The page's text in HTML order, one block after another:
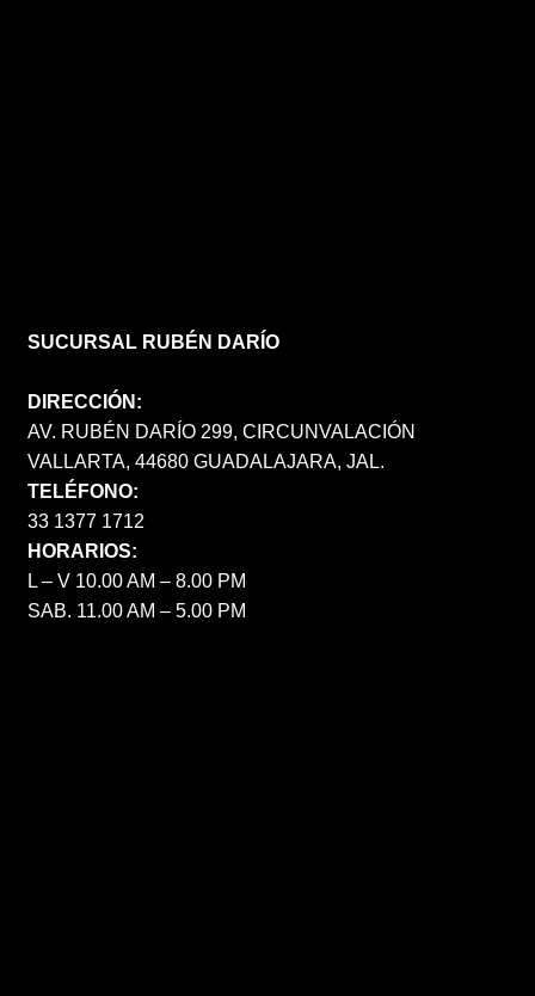
SUCURSAL RUBÉN DARÍO
DIRECCIÓN:
AV. RUBÉN DARÍO 299, CIRCUNVALACIÓN
VALLARTA, 44680 GUADALAJARA, JAL.
TELÉFONO:
33 1377 1712
HORARIOS:
L – V 10.00 AM – 8.00 PM
SAB. 11.00 AM – 5.00 PM